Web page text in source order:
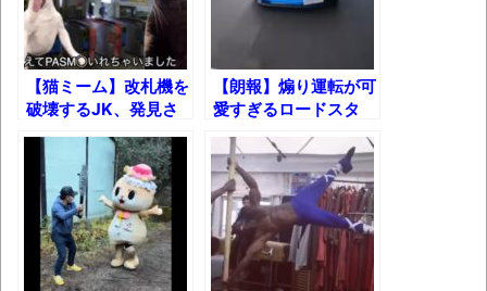
盛で食うぞ！！！うおおおおおおお
お！！！！！」→結
果･････････････････････････････
【動画】カニ、ちょっかい出してきた陰に
ブチギレ
長野県のなめこのデカさが規格外だったｗ
ｗ
新装版「ご冗談でしょう、ファインマンさ
ん（上）（下）」発売
【猫ミーム】改札機を
破壊するJK、発見さ
れるｗｗｗ
【朗報】煽り運転が可
愛すぎるロードスタ
ー、発見されるｗｗｗ